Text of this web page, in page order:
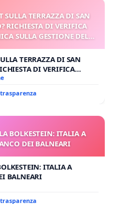
SULLA TERRAZZA DI SAN
RICHIESTA DI VERIFICA
SULLA GESTIONE DEL
TERRAZZA DI SAN
DI VERIFICA
SULLA GESTIONE DEL
BOLKESTEIN: ITALIA A
DEI BALNEARI
ITALIA A
BALNEARI